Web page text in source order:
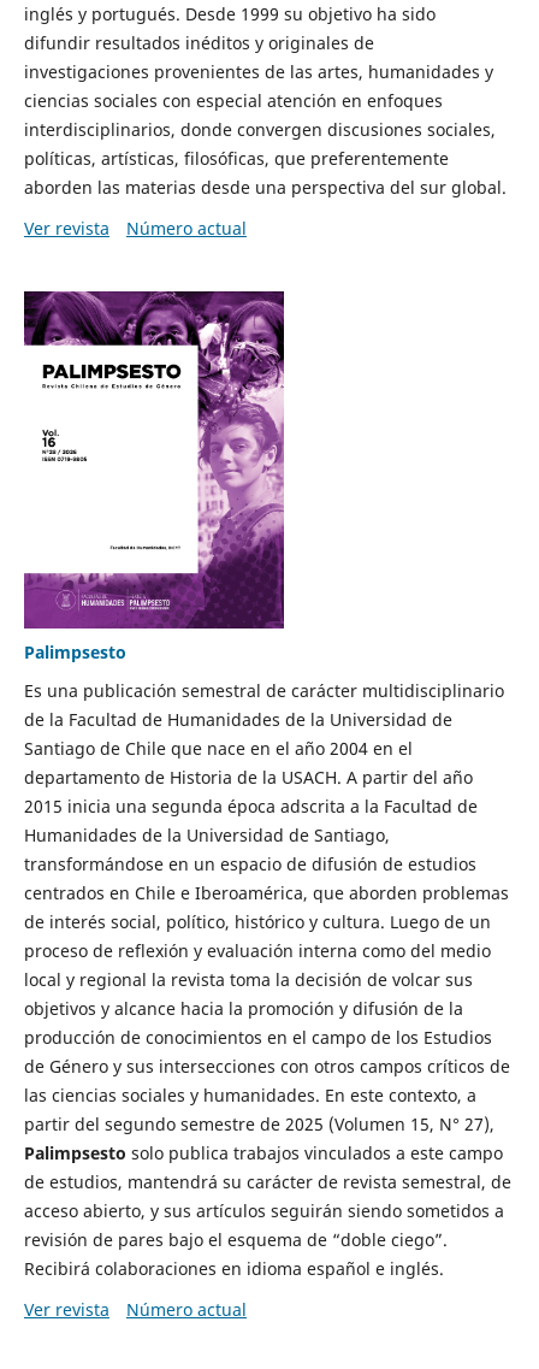
inglés y portugués. Desde 1999 su objetivo ha sido
difundir resultados inéditos y originales de
investigaciones provenientes de las artes, humanidades y
ciencias sociales con especial atención en enfoques
interdisciplinarios, donde convergen discusiones sociales,
políticas, artísticas, filosóficas, que preferentemente
aborden las materias desde una perspectiva del sur global.
Ver revista
Número actual
Palimpsesto
Es una publicación semestral de carácter multidisciplinario
de la Facultad de Humanidades de la Universidad de
Santiago de Chile que nace en el año 2004 en el
departamento de Historia de la USACH. A partir del año
2015 inicia una segunda época adscrita a la Facultad de
Humanidades de la Universidad de Santiago,
transformándose en un espacio de difusión de estudios
centrados en Chile e Iberoamérica, que aborden problemas
de interés social, político, histórico y cultura. Luego de un
proceso de reflexión y evaluación interna como del medio
local y regional la revista toma la decisión de volcar sus
objetivos y alcance hacia la promoción y difusión de la
producción de conocimientos en el campo de los Estudios
de Género y sus intersecciones con otros campos críticos de
las ciencias sociales y humanidades. En este contexto, a
partir del segundo semestre de 2025 (Volumen 15, N° 27),
Palimpsesto solo publica trabajos vinculados a este campo
de estudios, mantendrá su carácter de revista semestral, de
acceso abierto, y sus artículos seguirán siendo sometidos a
revisión de pares bajo el esquema de “doble ciego”.
Recibirá colaboraciones en idioma español e inglés.
Ver revista
Número actual